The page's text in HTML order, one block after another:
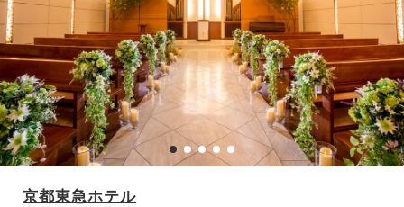
京都東急ホテル